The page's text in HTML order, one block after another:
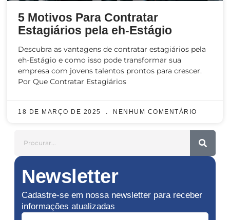
5 Motivos Para Contratar
Estagiários pela eh-Estágio
Descubra as vantagens de contratar estagiários pela
eh-Estágio e como isso pode transformar sua
empresa com jovens talentos prontos para crescer.
Por Que Contratar Estagiários
18 DE MARÇO DE 2025 NENHUM COMENTÁRIO
Newsletter
Cadastre-se em nossa newsletter para receber
informações atualizadas